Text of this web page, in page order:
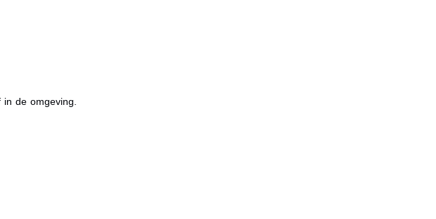
in de omgeving.